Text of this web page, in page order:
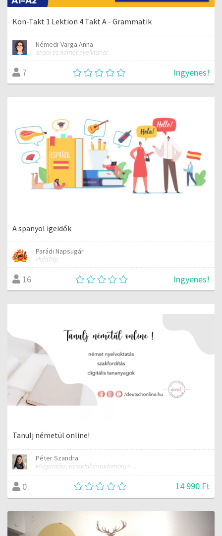
Kon-Takt 1 Lektion 4 Takt A - Grammatik
Némedi-Varga Anna
angol és német nyelvtanár
7 Ingyenes!
A spanyol igeidők
Parádi Napsugár
HolaTrip
16 Ingyenes!
Tanulj németül online!
Péter Szandra
közgazdász, társadalomtudományi- és gazdasági szakfordító, tanár
0 14 990 Ft